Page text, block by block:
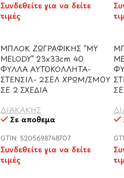
Συνδεθείτε για να δείτε
τιμές
ΜΠΛΟΚ ΖΩΓΡΑΦΙΚΗΣ “MY
MELODY” 23x33cm 40
ΦΥΛΛΑ ΑΥΤΟΚΟΛΛΗΤΑ-
ΣΤΕΝΣΙΛ- 2ΣΕΛ ΧΡΩΜ/ΣΜΟΥ
ΣΕ 2 ΣΧΕΔΙΑ
ΔΙΑΚΑΚΗΣ
Σε απόθεμα
GTIN: 5205698748707
Συνδεθείτε για να δείτε
τιμές